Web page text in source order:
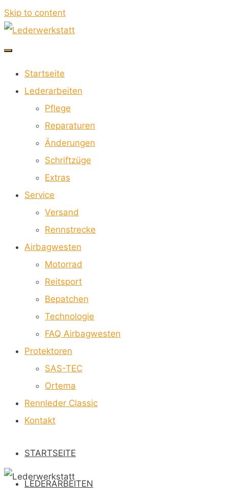
Skip to content
Lederwerkstatt
FÜR
MOTORRADKOMBIS
Startseite
Lederarbeiten
Pflege
Reparaturen
Änderungen
Schriftzüge
Extras
Service
Versand
Rennstrecke
Airbagwesten
Motorrad
Reitsport
Bepatchen
Technologie
FAQ Airbagwesten
Protektoren
SAS-TEC
Ortema
Rennleder Classic
Kontakt
STARTSEITE
LEDERARBEITEN